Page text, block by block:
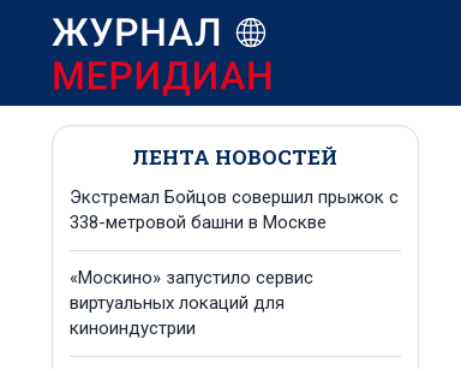
ЛЕНТА НОВОСТЕЙ
Экстремал Бойцов совершил прыжок с
338-метровой башни в Москве
«Москино» запустило сервис
виртуальных локаций для
киноиндустрии